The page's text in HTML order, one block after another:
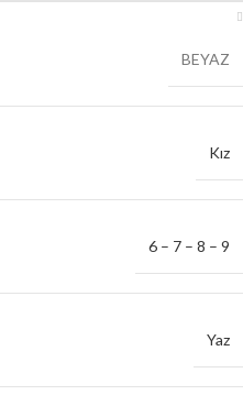
BEYAZ
Kız
6 – 7 – 8 – 9
Yaz